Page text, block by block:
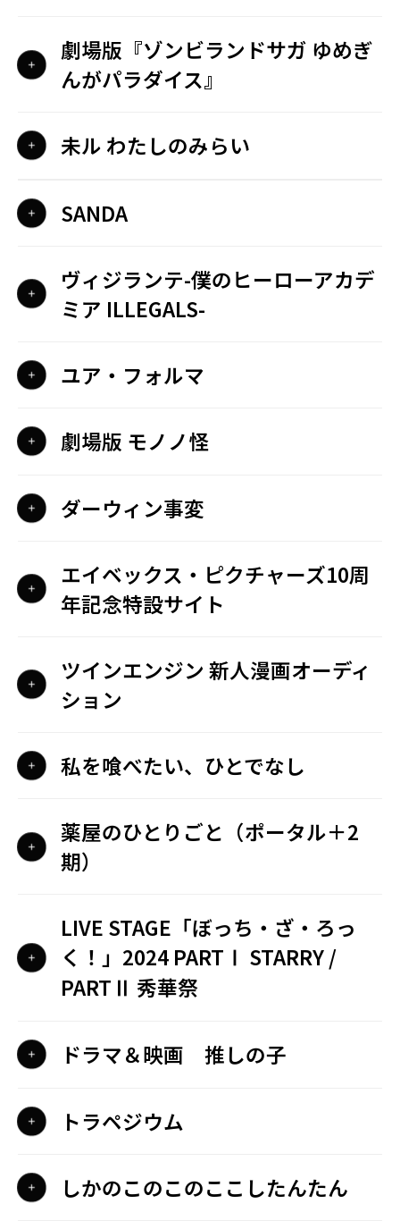
劇場版『ゾンビランドサガ ゆめぎ
んがパラダイス』
未ル わたしのみらい
SANDA
ヴィジランテ-僕のヒーローアカデ
ミア ILLEGALS-
ユア・フォルマ
劇場版 モノノ怪
ダーウィン事変
エイベックス・ピクチャーズ10周
年記念特設サイト
ツインエンジン 新人漫画オーディ
ション
私を喰べたい、ひとでなし
薬屋のひとりごと（ポータル＋2
期）
LIVE STAGE「ぼっち・ざ・ろっ
く！」2024 PARTⅠ STARRY /
PARTⅡ 秀華祭
ドラマ＆映画 推しの子
トラペジウム
しかのこのこのここしたんたん